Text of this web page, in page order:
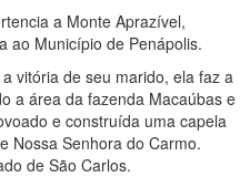
a Monte Aprazível,
ao Município de Penápolis.
vitória de seu marido, ela faz a
a área da fazenda Macaúbas e
e construída uma capela
Nossa Senhora do Carmo.
de São Carlos.